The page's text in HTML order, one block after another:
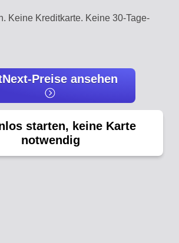
Keine Kreditkarte. Keine 30-Tage-
Preise ansehen
starten, keine Karte
notwendig